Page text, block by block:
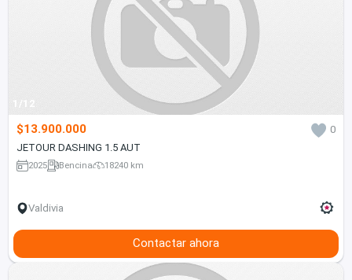
1/12
$13.900.000
0
JETOUR DASHING 1.5 AUT
2025 Bencina 18240 km
Valdivia
Contactar ahora